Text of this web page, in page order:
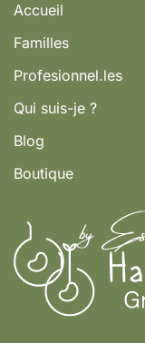
Accueil
Familles
Profesionnel.les
Qui suis-je ?
Blog
Boutique